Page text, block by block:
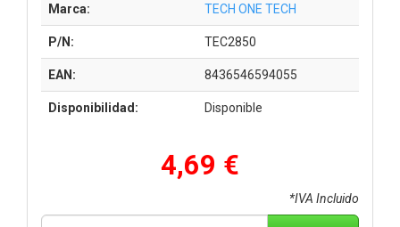
Marca: TECH ONE TECH
P/N: TEC2850
EAN: 8436546594055
Disponibilidad: Disponible
4,69 €
*IVA Incluido